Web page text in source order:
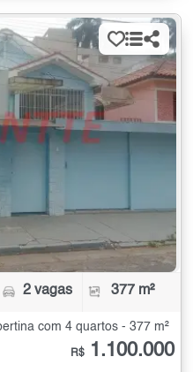
2 vagas 377 m²
com 4 quartos - 377 m²
R$ 1.100.000